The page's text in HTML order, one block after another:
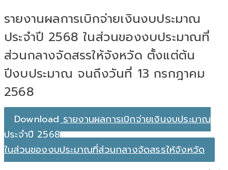
รายงานผลการเบิกจ่ายเงินงบประมาณ
ประจำปี 2568 ในส่วนของงบประมาณที่
ส่วนกลางจัดสรรให้จังหวัด ตั้งแต่ต้น
ปีงบประมาณ จนถึงวันที่ 13 กรกฎาคม
2568
Download รายงานผลการเบิกจ่ายเงินงบประมาณ
ประจำปี 2568
ในส่วนของงบประมาณที่ส่วนกลางจัดสรรให้จังหวัด